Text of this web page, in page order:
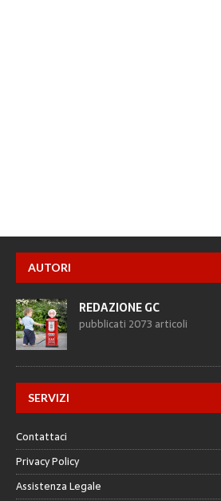
AUTORI
REDAZIONE GC
pubblicati 2073 articoli
SERVIZI
Contattaci
Privacy Policy
Assistenza Legale